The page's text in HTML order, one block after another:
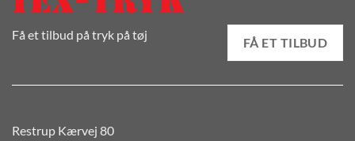
Få et tilbud på tryk på tøj
FÅ ET TILBUD
Restrup Kærvej 80